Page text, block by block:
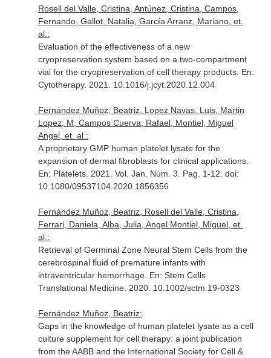
Rosell del Valle, Cristina, Antúnez, Cristina, Campos,
Fernando, Gallot, Natalia, García Arranz, Mariano, et.
al.:
Evaluation of the effectiveness of a new
cryopreservation system based on a two-compartment
vial for the cryopreservation of cell therapy products. En:
Cytotherapy. 2021. 10.1016/j.jcyt.2020.12.004
Fernández Muñoz, Beatriz, Lopez Navas, Luis, Martin
Lopez, M, Campos Cuerva, Rafael, Montiel, Miguel
Angel, et. al.:
A proprietary GMP human platelet lysate for the
expansion of dermal fibroblasts for clinical applications.
En: Platelets. 2021. Vol. Jan. Núm. 3. Pag. 1-12. doi:
10.1080/09537104.2020.1856356
Fernández Muñoz, Beatriz, Rosell del Valle, Cristina,
Ferrari, Daniela, Alba, Julia, Angel Montiel, Miguel, et.
al.:
Retrieval of Germinal Zone Neural Stem Cells from the
cerebrospinal fluid of premature infants with
intraventricular hemorrhage. En: Stem Cells
Translational Medicine. 2020. 10.1002/sctm.19-0323
Fernández Muñoz, Beatriz:
Gaps in the knowledge of human platelet lysate as a cell
culture supplement for cell therapy: a joint publication
from the AABB and the International Society for Cell &